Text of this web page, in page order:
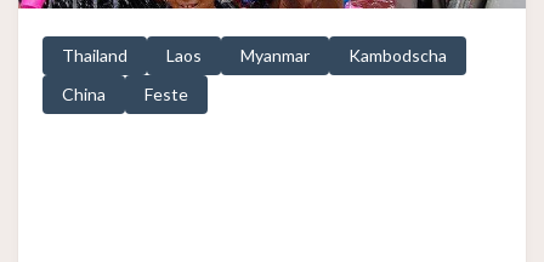
Thailand Laos Myanmar
Kambodscha
China
Feste